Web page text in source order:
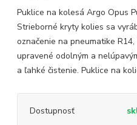
Puklice na kolesá Argo Opus
Strieborné kryty kolies sa
označenie na pneumatike
upravené odolným a
a ľahké čistenie. Puklice na
Dostupnosť